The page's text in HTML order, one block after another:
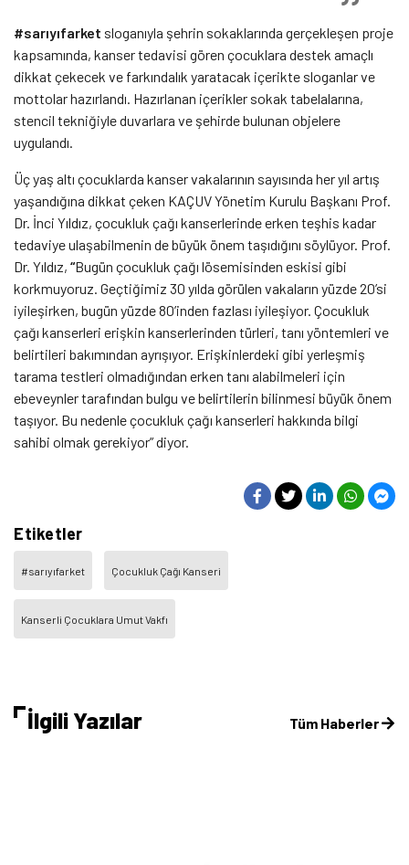
#sarıyıfarket sloganıyla şehrin sokaklarında gerçekleşen proje
kapsamında, kanser tedavisi gören çocuklara destek amaçlı
dikkat çekecek ve farkındalık yaratacak içerikte sloganlar ve
mottolar hazırlandı. Hazırlanan içerikler sokak tabelalarına,
stencil tekniğiyle duvarlara ve şehirde bulunan objelere
uygulandı.
Üç yaş altı çocuklarda kanser vakalarının sayısında her yıl artış
yaşandığına dikkat çeken KAÇUV Yönetim Kurulu Başkanı Prof.
Dr. İnci Yıldız, çocukluk çağı kanserlerinde erken teşhis kadar
tedaviye ulaşabilmenin de büyük önem taşıdığını söylüyor. Prof.
Dr. Yıldız, “Bugün çocukluk çağı lösemisinden eskisi gibi
korkmuyoruz. Geçtiğimiz 30 yılda görülen vakaların yüzde 20’si
iyileşirken, bugün yüzde 80’inden fazlası iyileşiyor. Çocukluk
çağı kanserleri erişkin kanserlerinden türleri, tanı yöntemleri ve
belirtileri bakımından ayrışıyor. Erişkinlerdeki gibi yerleşmiş
tarama testleri olmadığından erken tanı alabilmeleri için
ebeveynler tarafından bulgu ve belirtilerin bilinmesi büyük önem
taşıyor. Bu nedenle çocukluk çağı kanserleri hakkında bilgi
sahibi olmak gerekiyor” diyor.
Etiketler
#sarıyıfarket Çocukluk Çağı Kanseri
Kanserli Çocuklara Umut Vakfı
İlgili Yazılar Tüm Haberler